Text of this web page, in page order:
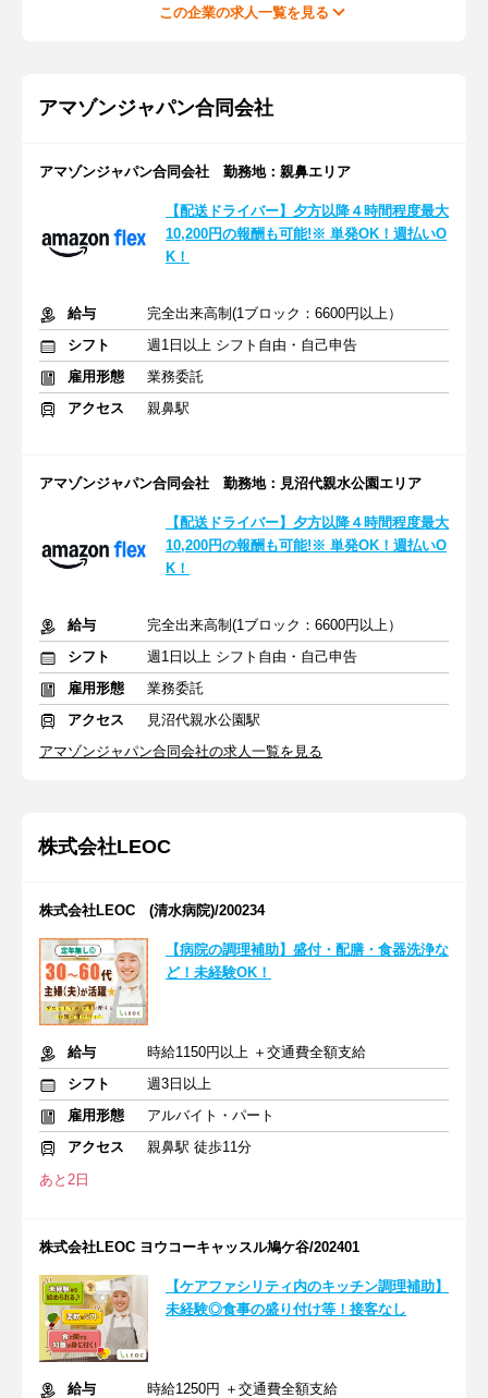
この企業の求人一覧を見る
アマゾンジャパン合同会社
アマゾンジャパン合同会社 勤務地：親鼻エリア
【配送ドライバー】夕方以降４時間程度最大
10,200円の報酬も可能!※ 単発OK！週払いO
K！
給与
完全出来高制(1ブロック：6600円以上）
シフト
週1日以上 シフト自由・自己申告
雇用形態
業務委託
アクセス
親鼻駅
アマゾンジャパン合同会社 勤務地：見沼代親水公園エリア
【配送ドライバー】夕方以降４時間程度最大
10,200円の報酬も可能!※ 単発OK！週払いO
K！
給与
完全出来高制(1ブロック：6600円以上）
シフト
週1日以上 シフト自由・自己申告
雇用形態
業務委託
アクセス
見沼代親水公園駅
アマゾンジャパン合同会社の求人一覧を見る
株式会社LEOC
株式会社LEOC (清水病院)/200234
【病院の調理補助】盛付・配膳・食器洗浄な
ど！未経験OK！
給与
時給1150円以上 ＋交通費全額支給
シフト
週3日以上
雇用形態
アルバイト・パート
アクセス
親鼻駅 徒歩11分
あと2日
株式会社LEOC ヨウコーキャッスル鳩ケ谷/202401
【ケアファシリティ内のキッチン調理補助】
未経験◎食事の盛り付け等！接客なし
給与
時給1250円 ＋交通費全額支給